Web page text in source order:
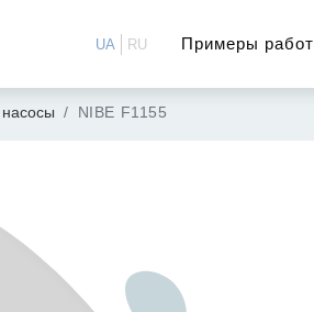
Примеры работ
UA RU
NIBE F1155